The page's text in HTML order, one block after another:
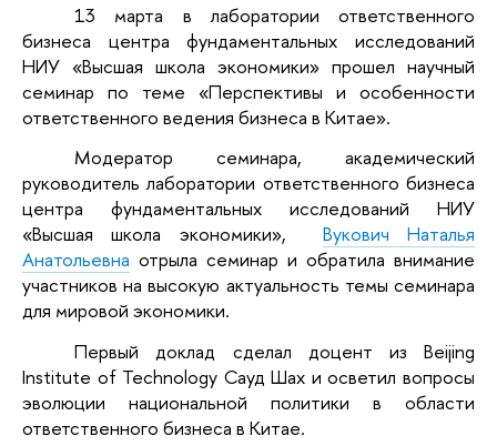
13 марта в лаборатории ответственного
бизнеса центра фундаментальных исследований
НИУ «Высшая школа экономики» прошел научный
семинар по теме «Перспективы и особенности
ответственного ведения бизнеса в Китае».
Модератор семинара, академический
руководитель лаборатории ответственного бизнеса
центра фундаментальных исследований НИУ
«Высшая школа экономики», Вукович Наталья
Анатольевна отрыла семинар и обратила внимание
участников на высокую актуальность темы семинара
для мировой экономики.
Первый доклад сделал доцент из Beijing
Institute of Technology Сауд Шах и осветил вопросы
эволюции национальной политики в области
ответственного бизнеса в Китае.